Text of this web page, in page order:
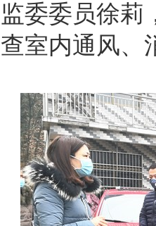
委委员徐莉
室内通风、